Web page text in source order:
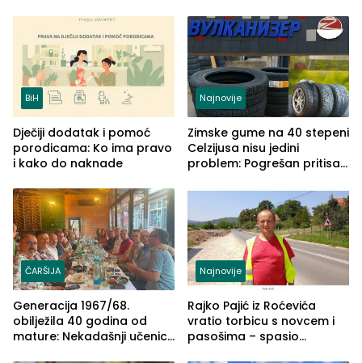
BiH
Dječiji dodatak i pomoć
porodicama: Ko ima pravo
i kako do naknade
Najnovije
Zimske gume na 40 stepeni
Celzijusa nisu jedini
problem: Pogrešan pritisak
ČARŠIJA
Generacija 1967/68.
obilježila 40 godina od
mature: Nekadašnji učenici
Najnovije
Rajko Pajić iz Roćevića
vratio torbicu s novcem i
pasošima – spasio